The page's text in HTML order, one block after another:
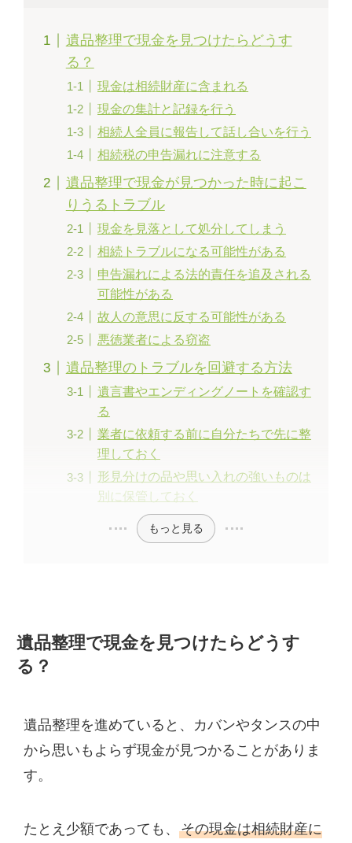
遺品整理で現金を見つけたらどうす
る？
現金は相続財産に含まれる
現金の集計と記録を行う
相続人全員に報告して話し合いを行う
相続税の申告漏れに注意する
遺品整理で現金が見つかった時に起こ
りうるトラブル
現金を見落として処分してしまう
相続トラブルになる可能性がある
申告漏れによる法的責任を追及される
可能性がある
故人の意思に反する可能性がある
悪徳業者による窃盗
遺品整理のトラブルを回避する方法
遺言書やエンディングノートを確認す
る
業者に依頼する前に自分たちで先に整
理しておく
形見分けの品や思い入れの強いものは
別に保管しておく
もっと見る
遺品整理で現金を見つけたらどうす
る？
遺品整理を進めていると、カバンやタンスの中
から思いもよらず現金が見つかることがありま
す。
たとえ少額であっても、 その現金は相続財産に